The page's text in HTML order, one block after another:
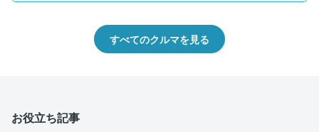
すべてのクルマを見る
お役立ち記事